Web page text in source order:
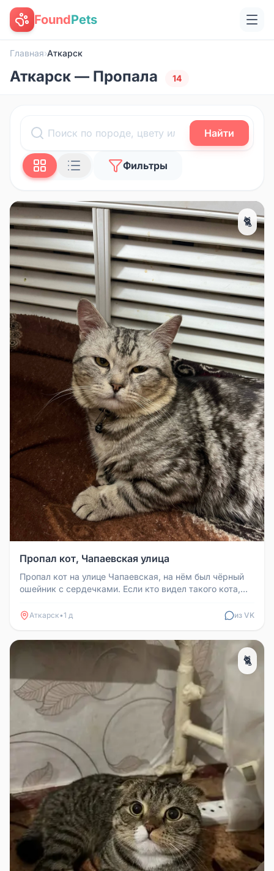
FoundPets
Главная›Аткарск
Аткарск — Пропала 14
Найти
Фильтры
🐈
Пропал кот, Чапаевская улица
Пропал кот на улице Чапаевская, на нём был чёрный
ошейник с сердечками. Если кто видел такого кота,
Аткарск•1 д из VK
🐈